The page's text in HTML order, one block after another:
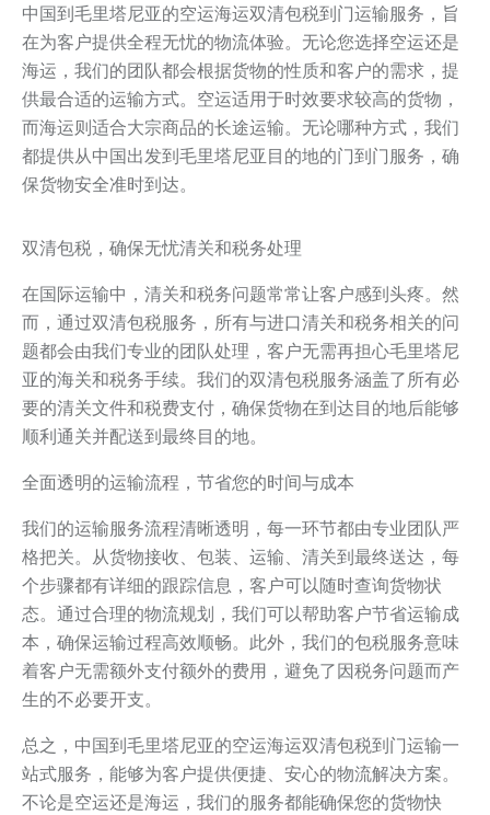
中国到毛里塔尼亚的空运海运双清包税到门运输服务，旨
在为客户提供全程无忧的物流体验。无论您选择空运还是
海运，我们的团队都会根据货物的性质和客户的需求，提
供最合适的运输方式。空运适用于时效要求较高的货物，
而海运则适合大宗商品的长途运输。无论哪种方式，我们
都提供从中国出发到毛里塔尼亚目的地的门到门服务，确
保货物安全准时到达。
双清包税，确保无忧清关和税务处理
在国际运输中，清关和税务问题常常让客户感到头疼。然
而，通过双清包税服务，所有与进口清关和税务相关的问
题都会由我们专业的团队处理，客户无需再担心毛里塔尼
亚的海关和税务手续。我们的双清包税服务涵盖了所有必
要的清关文件和税费支付，确保货物在到达目的地后能够
顺利通关并配送到最终目的地。
全面透明的运输流程，节省您的时间与成本
我们的运输服务流程清晰透明，每一环节都由专业团队严
格把关。从货物接收、包装、运输、清关到最终送达，每
个步骤都有详细的跟踪信息，客户可以随时查询货物状
态。通过合理的物流规划，我们可以帮助客户节省运输成
本，确保运输过程高效顺畅。此外，我们的包税服务意味
着客户无需额外支付额外的费用，避免了因税务问题而产
生的不必要开支。
总之，中国到毛里塔尼亚的空运海运双清包税到门运输一
站式服务，能够为客户提供便捷、安心的物流解决方案。
不论是空运还是海运，我们的服务都能确保您的货物快